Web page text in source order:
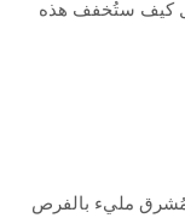
كيف ستُخفف هذه
مُشرق مليء بالفرص